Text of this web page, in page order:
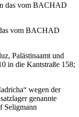
das vom BACHAD
vom BACHAD
Palästinaamt und
in die Kantstraße 158;
wegen der
genannte
Seligmann